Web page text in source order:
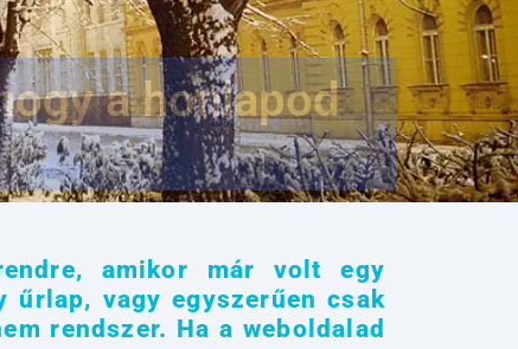
a honlapod
amikor már volt egy
vagy egyszerűen csak
rendszer. Ha a weboldalad